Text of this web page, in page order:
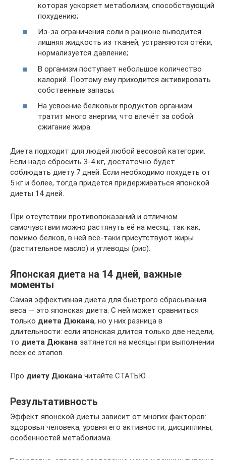
которая ускоряет метаболизм, способствующий
похудению;
Из-за ограничения соли в рационе выводится
лишняя жидкость из тканей, устраняются отёки,
нормализуется давление;
В организм поступает небольшое количество
калорий. Поэтому ему приходится активировать
собственные запасы;
На усвоение белковых продуктов организм
тратит много энергии, что влечёт за собой
сжигание жира.
Диета подходит для людей любой весовой категории.
Если надо сбросить 3-4 кг, достаточно будет
соблюдать диету 7 дней. Если необходимо похудеть от
5 кг и более, тогда придется придерживаться японской
диеты 14 дней.
При отсутствии противопоказаний и отличном
самочувствии можно растянуть её на месяц, так как,
помимо белков, в ней всё-таки присутствуют жиры
(растительное масло) и углеводы (рис).
Японская диета на 14 дней, важные
моменты
Самая эффективная диета для быстрого сбрасывания
веса — это японская диета. С ней может сравниться
только диета Дюкана, но у них разница в
длительности: если японская длится только две недели,
то диета Дюкана затянется на месяцы при выполнении
всех её этапов.
Про диету Дюкана читайте СТАТЬЮ
Результативность
Эффект японской диеты зависит от многих факторов:
здоровья человека, уровня его активности, дисциплины,
особенностей метаболизма.